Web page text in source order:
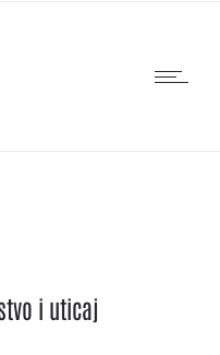
i uticaj